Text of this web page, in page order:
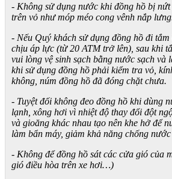
- Không sử dụng nước khi đồng hồ bị nứt
trên vỏ như móp méo cong vênh nắp
- Nếu Quý khách sử dụng đồng hồ đi
chịu áp lực (từ 20 ATM trở lên), sau khi
vui lòng vệ sinh sạch bằng nước sạch và
khi sử dụng đồng hồ phải kiểm tra vỏ,
không, núm đồng hồ đã đóng chặt chưa.
- Tuyệt đối không đeo đồng hồ khi dùng
lạnh, xông hơi vì nhiệt độ thay đổi đột
và gioăng khác nhau tạo nên khe hở để
làm bẩn máy, giảm khả năng chống
- Không để đồng hồ sát các cửa gió của
gió điều hòa trên xe hơi…)